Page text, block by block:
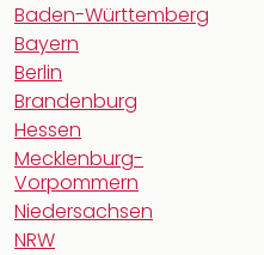
Baden-Württemberg
Bayern
Berlin
Brandenburg
Hessen
Mecklenburg-
Vorpommern
Niedersachsen
NRW